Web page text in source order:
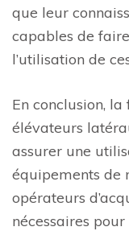
que leur
capables de
l’utilisation de
En conclusion,
élévateurs
assurer une
équipements de
opérateurs
nécessaires